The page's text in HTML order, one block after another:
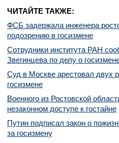
ЧИТАЙТЕ ТАКЖЕ:
ФСБ задержала инженера
подозрению в госизмене
Сотрудники института РАН
Звегинцева по делу о
Суд в Москве арестовал двух
госизмене
Военного из Ростовской
незаконном доступе к гостайне
Путин подписал закон о
за госизмену